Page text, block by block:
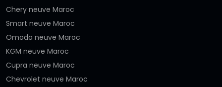
Chery neuve Maroc
Smart neuve Maroc
Omoda neuve Maroc
KGM neuve Maroc
Cupra neuve Maroc
Chevrolet neuve Maroc